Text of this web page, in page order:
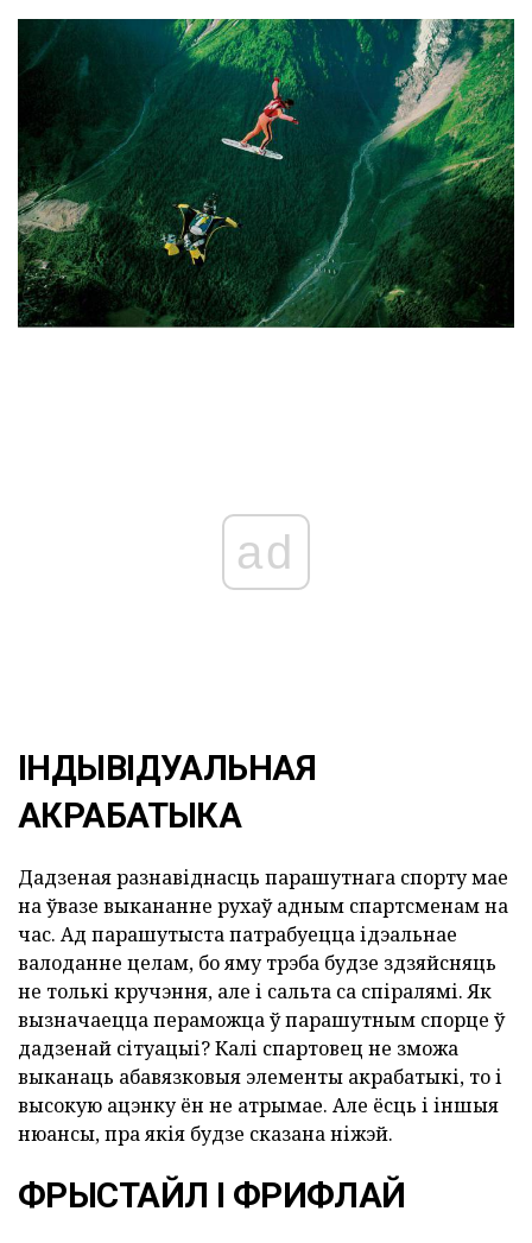
ad
ІНДЫВІДУАЛЬНАЯ
АКРАБАТЫКА
Дадзеная разнавіднасць парашутнага спорту мае
на ўвазе выкананне рухаў адным спартсменам на
час. Ад парашутыста патрабуецца ідэальнае
валоданне целам, бо яму трэба будзе здзяйсняць
не толькі кручэння, але і сальта са спіралямі. Як
вызначаецца пераможца ў парашутным спорце ў
дадзенай сітуацыі? Калі спартовец не зможа
выканаць абавязковыя элементы акрабатыкі, то і
высокую ацэнку ён не атрымае. Але ёсць і іншыя
нюансы, пра якія будзе сказана ніжэй.
ФРЫСТАЙЛ І ФРИФЛАЙ